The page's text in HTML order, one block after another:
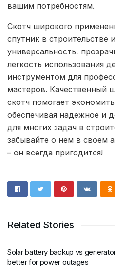
вашим потребностям.
Скотч широкого
спутник в строительстве
универсальность,
легкость использования
инструментом для
мастеров. Качественный
скотч помогает
обеспечивая надежное и
для многих задач в
забывайте о нем в своем
– он всегда пригодится!
Related Stories
Solar battery backup vs
better for power outages